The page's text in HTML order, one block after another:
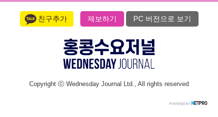
친구추가 제보하기 PC 버전으로 보기
Copyright ⓒ Wednesday Journal Ltd., All rights reserved